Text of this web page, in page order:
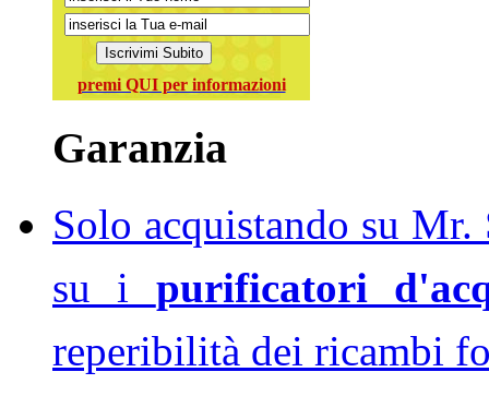
premi QUI per informazioni
Garanzia
Solo acquistando su
su i purificatori
reperibilità dei ricambi